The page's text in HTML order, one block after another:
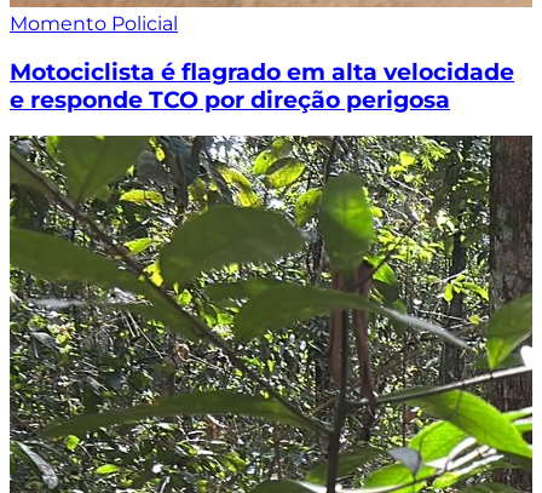
Momento Policial
Motociclista é flagrado em alta velocidade
e responde TCO por direção perigosa